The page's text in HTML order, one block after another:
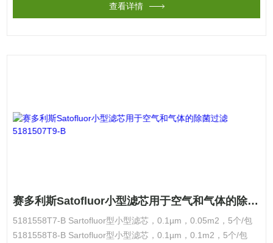
查看详情
赛多利斯Satofluor小型滤芯用于空气和气体的除菌过滤5181507T9-B
5181558T7-B Sartofluor型小型滤芯，0.1µm，0.05m2，5个/包
5181558T8-B Sartofluor型小型滤芯，0.1µm，0.1m2，5个/包